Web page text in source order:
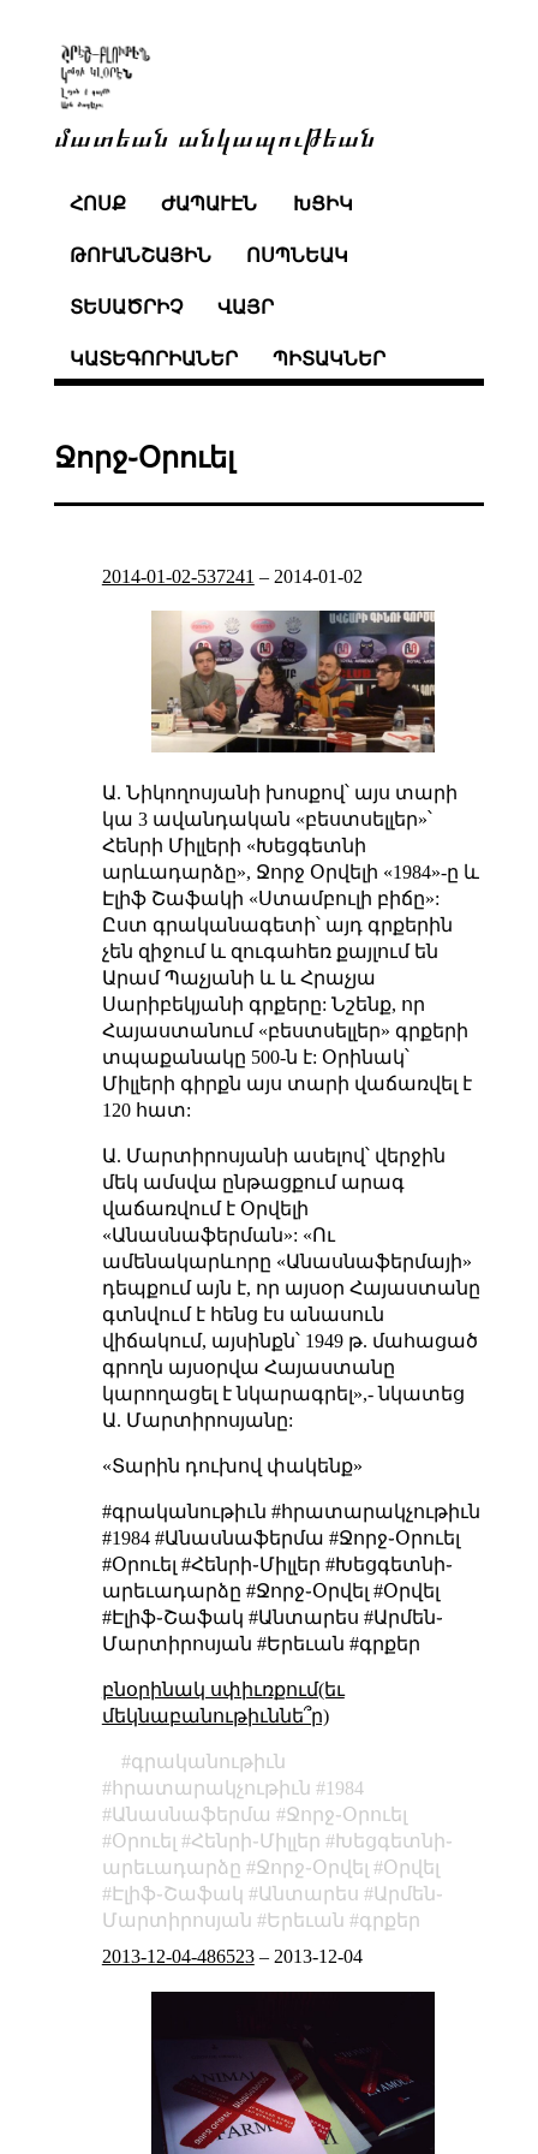
մատեան անկապութեան
ՀՈՍՔ ԺԱՊԱՒԷՆ ԽՑԻԿ
ԹՈՒԱՆՇԱՅԻՆ ՈՍՊՆԵԱԿ
ՏԵՍԱԾՐԻՉ ՎԱՅՐ
ԿԱՏԵԳՈՐԻԱՆԵՐ ՊԻՏԱԿՆԵՐ
Ջորջ֊Օրուել
2014-01-02-537241 – 2014-01-02
Ա. Նիկողոսյանի խոսքով՝ այս տարի
կա 3 ավանդական «բեստսելլեր»՝
Հենրի Միլլերի «Խեցգետնի
արևադարձը», Ջորջ Օրվելի «1984»-ը և
Էլիֆ Շաֆակի «Ստամբուլի բիճը»:
Ըստ գրականագետի՝ այդ գրքերին
չեն զիջում և զուգահեռ քայլում են
Արամ Պաչյանի և և Հրաչյա
Սարիբեկյանի գրքերը: Նշենք, որ
Հայաստանում «բեստսելլեր» գրքերի
տպաքանակը 500-ն է: Օրինակ՝
Միլլերի գիրքն այս տարի վաճառվել է
120 հատ:
Ա. Մարտիրոսյանի ասելով՝ վերջին
մեկ ամսվա ընթացքում արագ
վաճառվում է Օրվելի
«Անասնաֆերման»: «Ու
ամենակարևորը «Անասնաֆերմայի»
դեպքում այն է, որ այսօր Հայաստանը
գտնվում է հենց էս անասուն
վիճակում, այսինքն՝ 1949 թ. մահացած
գրողն այսօրվա Հայաստանը
կարողացել է նկարագրել»,- նկատեց
Ա. Մարտիրոսյանը:
«Տարին դուխով փակենք»
#գրականութիւն #հրատարակչութիւն
#1984 #Անասնաֆերմա #Ջորջ֊Օրուել
#Օրուել #Հենրի֊Միլլեր #Խեցգետնի֊
արեւադարձը #Ջորջ֊Օրվել #Օրվել
#Էլիֆ֊Շաֆակ #Անտարես #Արմեն֊
Մարտիրոսյան #Երեւան #գրքեր
բնօրինակ սփիւռքում(եւ
մեկնաբանութիւննե՞ր)
գրականութիւն
հրատարակչութիւն
1984
Անասնաֆերմա
Ջորջ֊Օրուել
Օրուել
Հենրի֊Միլլեր
Խեցգետնի֊
արեւադարձը
Ջորջ֊Օրվել
Օրվել
Էլիֆ֊Շաֆակ
Անտարես
Արմեն֊
Մարտիրոսյան
Երեւան
գրքեր
2013-12-04-486523– 2013-12-04